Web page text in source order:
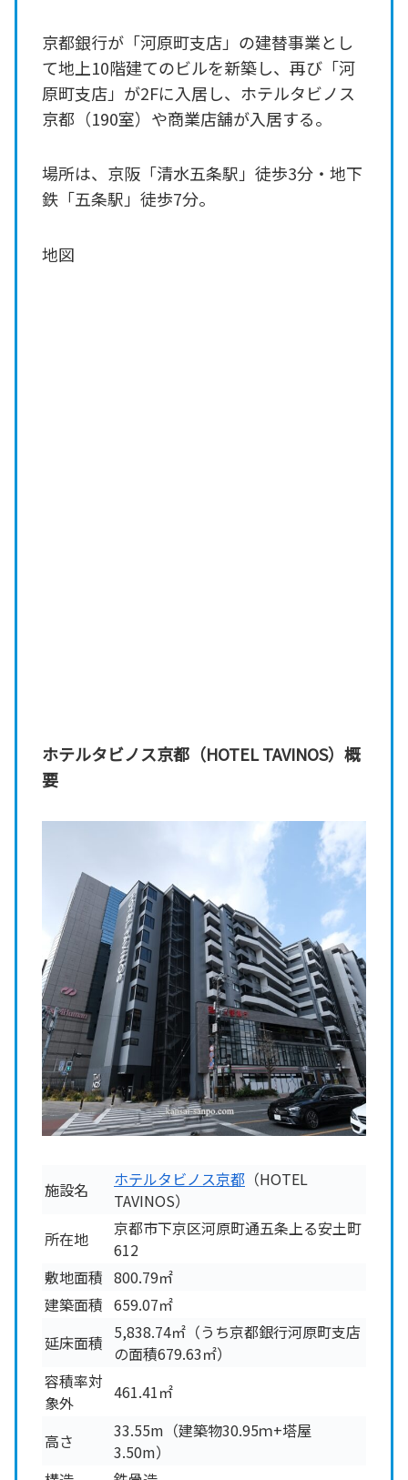
京都銀行が「河原町支店」の建替事業とし
て地上10階建てのビルを新築し、再び「河
原町支店」が2Fに入居し、ホテルタビノス
京都（190室）や商業店舗が入居する。
場所は、京阪「清水五条駅」徒歩3分・地下
鉄「五条駅」徒歩7分。
地図
ホテルタビノス京都（HOTEL TAVINOS）概
要
施設名 ホテルタビノス京都 （HOTEL
TAVINOS）
所在地
京都市下京区河原町通五条上る安土町
612
敷地面積 800.79㎡
建築面積 659.07㎡
延床面積 5,838.74㎡（うち京都銀行河原町支店
の面積679.63㎡）
容積率対
象外
461.41㎡
高さ
33.55m（建築物30.95ｍ+塔屋
3.50m）